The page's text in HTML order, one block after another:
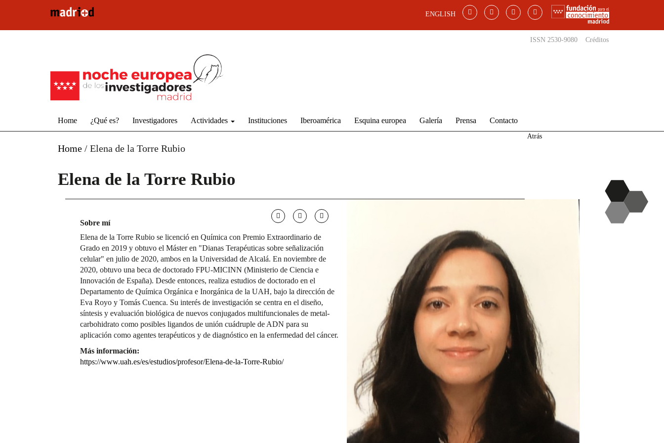
ENGLISH
ISSN 2530-9080 Créditos
Home ¿Qué es? Investigadores Actividades Instituciones Iberoamérica Esquina europea Galería Prensa Contacto
Home / Elena de la Torre Rubio
Atrás
Elena de la Torre Rubio
Sobre mí
Elena de la Torre Rubio se licenció en Química con Premio Extraordinario de
Grado en 2019 y obtuvo el Máster en "Dianas Terapéuticas sobre señalización
celular" en julio de 2020, ambos en la Universidad de Alcalá. En noviembre de
2020, obtuvo una beca de doctorado FPU-MICINN (Ministerio de Ciencia e
Innovación de España). Desde entonces, realiza estudios de doctorado en el
Departamento de Química Orgánica e Inorgánica de la UAH, bajo la dirección de
Eva Royo y Tomás Cuenca. Su interés de investigación se centra en el diseño,
síntesis y evaluación biológica de nuevos conjugados multifuncionales de metal-
carbohidrato como posibles ligandos de unión cuádruple de ADN para su
aplicación como agentes terapéuticos y de diagnóstico en la enfermedad del cáncer.
Más información:
https://www.uah.es/es/estudios/profesor/Elena-de-la-Torre-Rubio/